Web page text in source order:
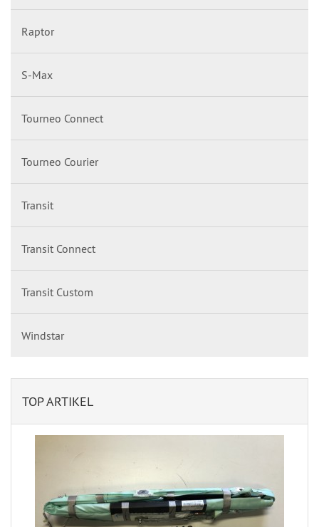
Raptor
S-Max
Tourneo Connect
Tourneo Courier
Transit
Transit Connect
Transit Custom
Windstar
TOP ARTIKEL